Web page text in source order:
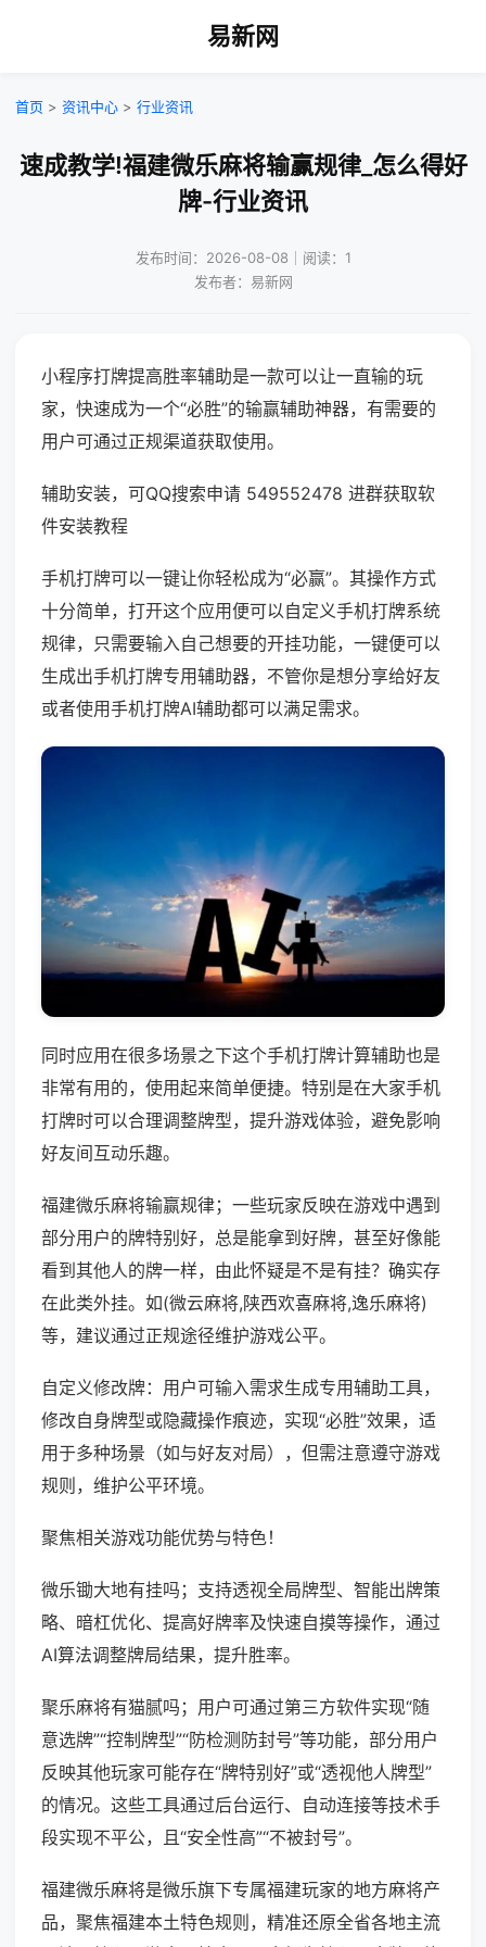
易新网
首页 > 资讯中心 > 行业资讯
速成教学!福建微乐麻将输赢规律_怎么得好
牌-行业资讯
发布时间：2026-08-08｜阅读：1
发布者：易新网
小程序打牌提高胜率辅助是一款可以让一直输的玩
家，快速成为一个“必胜”的输赢辅助神器，有需要的
用户可通过正规渠道获取使用。
辅助安装，可QQ搜索申请 549552478 进群获取软
件安装教程
手机打牌可以一键让你轻松成为“必赢”。其操作方式
十分简单，打开这个应用便可以自定义手机打牌系统
规律，只需要输入自己想要的开挂功能，一键便可以
生成出手机打牌专用辅助器，不管你是想分享给好友
或者使用手机打牌AI辅助都可以满足需求。
同时应用在很多场景之下这个手机打牌计算辅助也是
非常有用的，使用起来简单便捷。特别是在大家手机
打牌时可以合理调整牌型，提升游戏体验，避免影响
好友间互动乐趣。
福建微乐麻将输赢规律；一些玩家反映在游戏中遇到
部分用户的牌特别好，总是能拿到好牌，甚至好像能
看到其他人的牌一样，由此怀疑是不是有挂？确实存
在此类外挂。如(微云麻将,陕西欢喜麻将,逸乐麻将)
等，建议通过正规途径维护游戏公平。
自定义修改牌：用户可输入需求生成专用辅助工具，
修改自身牌型或隐藏操作痕迹，实现“必胜”效果，适
用于多种场景（如与好友对局），但需注意遵守游戏
规则，维护公平环境。
聚焦相关游戏功能优势与特色！
微乐锄大地有挂吗；支持透视全局牌型、智能出牌策
略、暗杠优化、提高好牌率及快速自摸等操作，通过
AI算法调整牌局结果，提升胜率。
聚乐麻将有猫腻吗；用户可通过第三方软件实现“随
意选牌”“控制牌型”“防检测防封号”等功能，部分用户
反映其他玩家可能存在“牌特别好”或“透视他人牌型”
的情况。这些工具通过后台运行、自动连接等技术手
段实现不平公，且“安全性高”“不被封号”。
福建微乐麻将是微乐旗下专属福建玩家的地方麻将产
品，聚焦福建本土特色规则，精准还原全省各地主流